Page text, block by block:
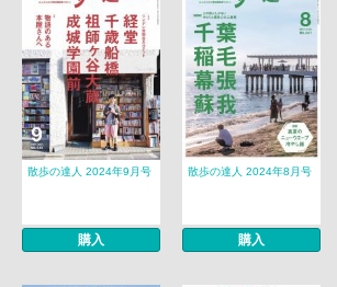
散歩の達人 2024年9月号
購入
散歩の達人 2024年8月号
購入